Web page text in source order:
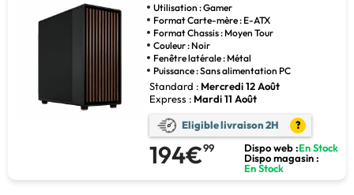
Utilisation : Gamer
Format Carte-mère : E-ATX
Format Chassis : Moyen Tour
Couleur : Noir
Fenêtre latérale : Métal
Puissance : Sans alimentation PC
Standard : Mercredi 12 Août
Express : Mardi 11 Août
Eligible livraison 2H ?
194€99 Dispo web :En Stock
Dispo magasin :
En Stock